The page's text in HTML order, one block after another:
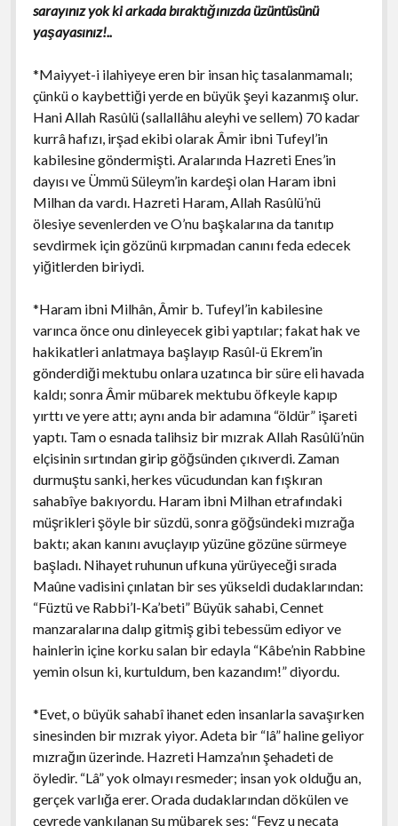
sarayınız yok ki arkada bıraktığınızda üzüntüsünü
yaşayasınız!..
*Maiyyet-i ilahiyeye eren bir insan hiç tasalanmamalı;
çünkü o kaybettiği yerde en büyük şeyi kazanmış olur.
Hani Allah Rasûlü (sallallâhu aleyhi ve sellem) 70 kadar
kurrâ hafızı, irşad ekibi olarak Âmir ibni Tufeyl’in
kabilesine göndermişti. Aralarında Hazreti Enes’in
dayısı ve Ümmü Süleym’in kardeşi olan Haram ibni
Milhan da vardı. Hazreti Haram, Allah Rasûlü’nü
ölesiye sevenlerden ve O’nu başkalarına da tanıtıp
sevdirmek için gözünü kırpmadan canını feda edecek
yiğitlerden biriydi.
*Haram ibni Milhân, Âmir b. Tufeyl’in kabilesine
varınca önce onu dinleyecek gibi yaptılar; fakat hak ve
hakikatleri anlatmaya başlayıp Rasûl-ü Ekrem’in
gönderdiği mektubu onlara uzatınca bir süre eli havada
kaldı; sonra Âmir mübarek mektubu öfkeyle kapıp
yırttı ve yere attı; aynı anda bir adamına “öldür” işareti
yaptı. Tam o esnada talihsiz bir mızrak Allah Rasûlü’nün
elçisinin sırtından girip göğsünden çıkıverdi. Zaman
durmuştu sanki, herkes vücudundan kan fışkıran
sahabîye bakıyordu. Haram ibni Milhan etrafındaki
müşrikleri şöyle bir süzdü, sonra göğsündeki mızrağa
baktı; akan kanını avuçlayıp yüzüne gözüne sürmeye
başladı. Nihayet ruhunun ufkuna yürüyeceği sırada
Maûne vadisini çınlatan bir ses yükseldi dudaklarından:
“Füztü ve Rabbi’l-Ka’beti” Büyük sahabi, Cennet
manzaralarına dalıp gitmiş gibi tebessüm ediyor ve
hainlerin içine korku salan bir edayla “Kâbe’nin Rabbine
yemin olsun ki, kurtuldum, ben kazandım!” diyordu.
*Evet, o büyük sahabî ihanet eden insanlarla savaşırken
sinesinden bir mızrak yiyor. Adeta bir “lâ” haline geliyor
mızrağın üzerinde. Hazreti Hamza’nın şehadeti de
öyledir. “Lâ” yok olmayı resmeder; insan yok olduğu an,
gerçek varlığa erer. Orada dudaklarından dökülen ve
çevrede yankılanan şu mübarek ses: “Fevz u necata